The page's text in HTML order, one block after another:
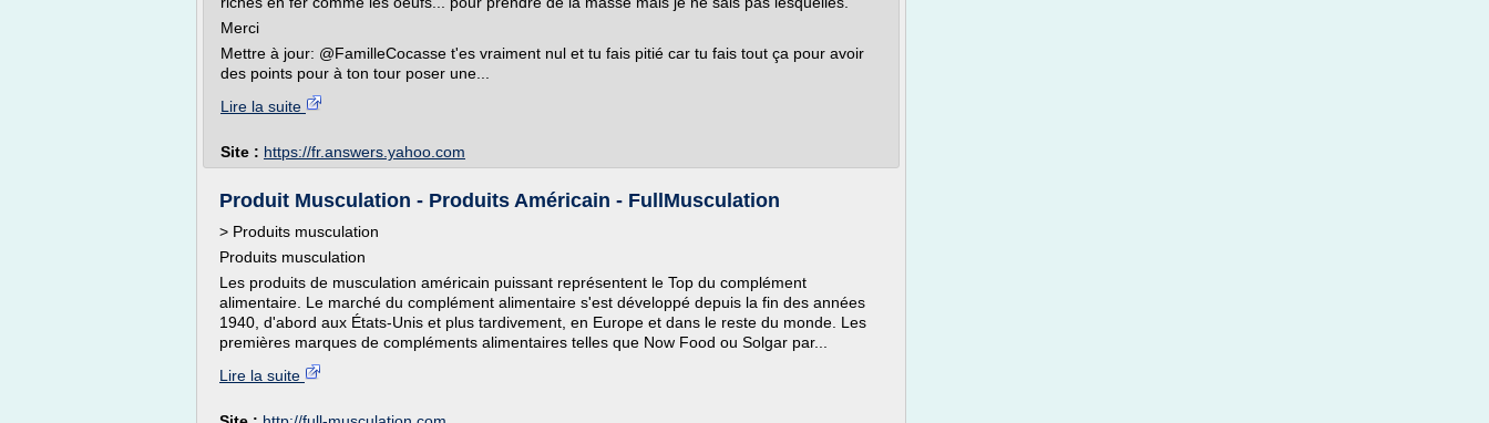
Merci
Mettre à jour: @FamilleCocasse t'es vraiment nul et tu fais pitié car tu fais tout ça pour avoir
des points pour à ton tour poser une...
Lire la suite
Site : https://fr.answers.yahoo.com
Produit Musculation - Produits Américain - FullMusculation
> Produits musculation
Produits musculation
Les produits de musculation américain puissant représentent le Top du complément
alimentaire. Le marché du complément alimentaire s'est développé depuis la fin des années
1940, d'abord aux États-Unis et plus tardivement, en Europe et dans le reste du monde. Les
premières marques de compléments alimentaires telles que Now Food ou Solgar par...
Lire la suite